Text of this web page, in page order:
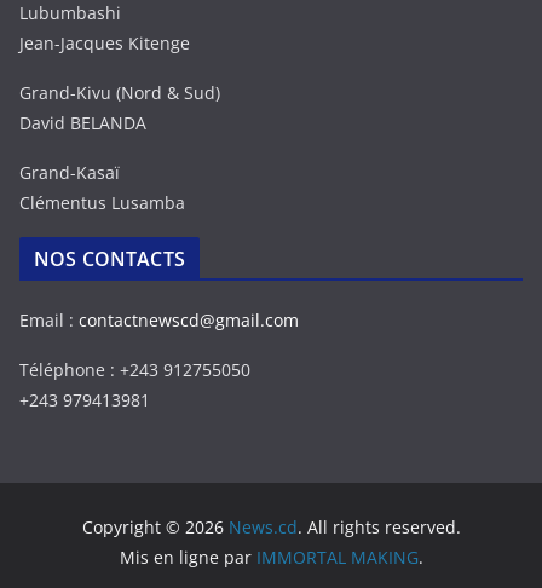
Lubumbashi
Jean-Jacques Kitenge
Grand-Kivu (Nord & Sud)
David BELANDA
Grand-Kasaï
Clémentus Lusamba
NOS CONTACTS
Email : contactnewscd@gmail.com
Téléphone : +243 912755050
+243 979413981
Copyright © 2026 News.cd. All rights reserved.
Mis en ligne par IMMORTAL MAKING.